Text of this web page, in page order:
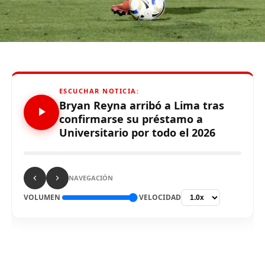
2026. Con este panorama, se abre la posibilidad de que
Alianza Lima no preste nuevamente el recinto deportivo
a los celestes, por lo que se abre una nueva posibilidad
Comparte esto:
ESCUCHAR NOTICIA:
Bryan Reyna arribó a Lima tras
confirmarse su préstamo a
Universitario por todo el 2026
NAVEGACIÓN
VOLUMEN VELOCIDAD